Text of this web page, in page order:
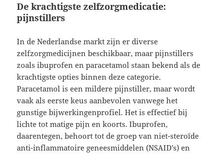
De krachtigste zelfzorgmedicatie:
pijnstillers
In de Nederlandse markt zijn er diverse
zelfzorgmedicijnen beschikbaar, maar pijnstillers
zoals ibuprofen en paracetamol staan bekend als de
krachtigste opties binnen deze categorie.
Paracetamol is een mildere pijnstiller, maar wordt
vaak als eerste keus aanbevolen vanwege het
gunstige bijwerkingenprofiel. Het is effectief bij
lichte tot matige pijn en koorts. Ibuprofen,
daarentegen, behoort tot de groep van niet-steroïde
anti-inflammatoire geneesmiddelen (NSAID's) en